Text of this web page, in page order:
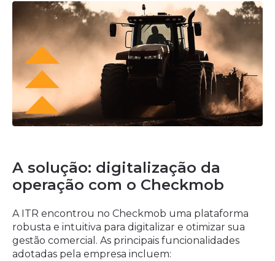
A solução: digitalização da
operação com o Checkmob
A ITR encontrou no Checkmob uma plataforma
robusta e intuitiva para digitalizar e otimizar sua
gestão comercial. As principais funcionalidades
adotadas pela empresa incluem: